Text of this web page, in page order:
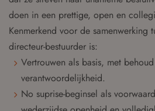
doen in een prettige, open en
Kenmerkend voor de samenwerking
directeur-bestuurder is:
Vertrouwen als basis, met
verantwoordelijkheid.
No suprise-beginsel als